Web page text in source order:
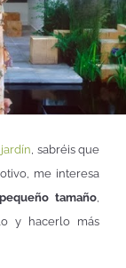
, sabréis que
me interesa
pequeño tamaño,
y hacerlo más